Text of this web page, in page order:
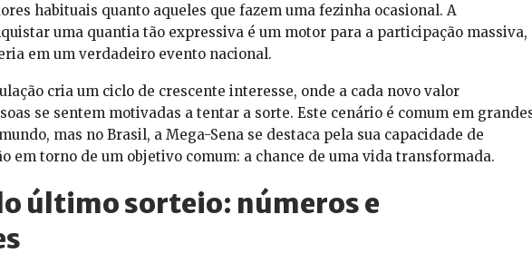
habituais quanto aqueles que fazem uma fezinha ocasional. A
uma quantia tão expressiva é um motor para a participação massiva,
em um verdadeiro evento nacional.
cria um ciclo de crescente interesse, onde a cada novo valor
se sentem motivadas a tentar a sorte. Este cenário é comum em
mas no Brasil, a Mega-Sena se destaca pela sua capacidade de
em torno de um objetivo comum: a chance de uma vida transformada.
último sorteio: números e